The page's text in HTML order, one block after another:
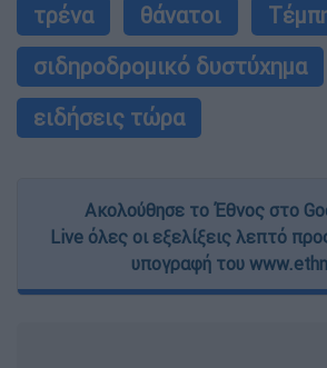
τρένα
θάνατοι
σιδηροδρομικό δυστύχημα
ειδήσεις τώρα
Ακολούθησε το Έθνος στο
Live όλες οι εξελίξεις λεπτό
υπογραφή του